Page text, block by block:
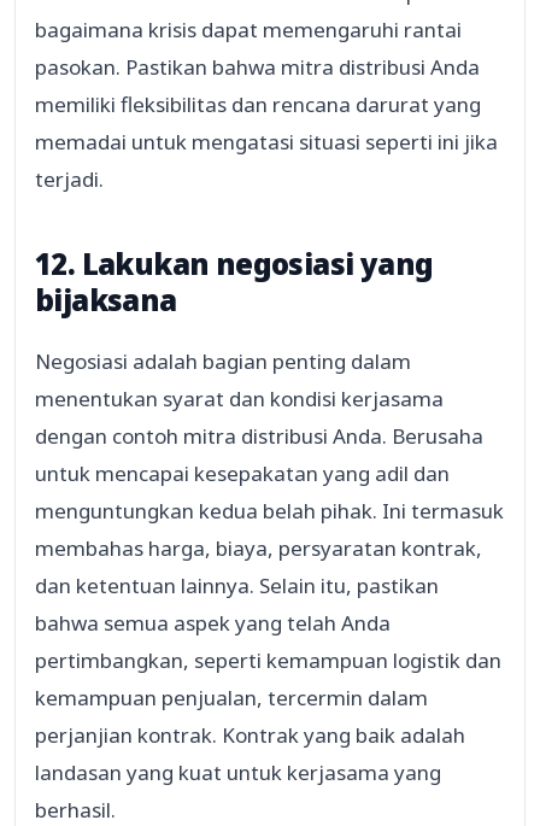
bagaimana krisis dapat memengaruhi rantai
pasokan. Pastikan bahwa mitra distribusi Anda
memiliki fleksibilitas dan rencana darurat yang
memadai untuk mengatasi situasi seperti ini jika
terjadi.
12. Lakukan negosiasi yang
bijaksana
Negosiasi adalah bagian penting dalam
menentukan syarat dan kondisi kerjasama
dengan contoh mitra distribusi Anda. Berusaha
untuk mencapai kesepakatan yang adil dan
menguntungkan kedua belah pihak. Ini termasuk
membahas harga, biaya, persyaratan kontrak,
dan ketentuan lainnya. Selain itu, pastikan
bahwa semua aspek yang telah Anda
pertimbangkan, seperti kemampuan logistik dan
kemampuan penjualan, tercermin dalam
perjanjian kontrak. Kontrak yang baik adalah
landasan yang kuat untuk kerjasama yang
berhasil.